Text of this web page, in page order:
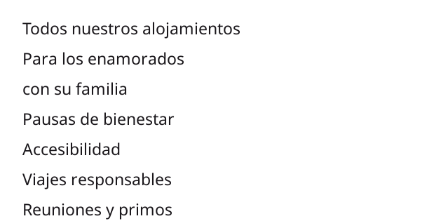
Todos nuestros alojamientos
Para los enamorados
con su familia
Pausas de bienestar
Accesibilidad
Viajes responsables
Reuniones y primos